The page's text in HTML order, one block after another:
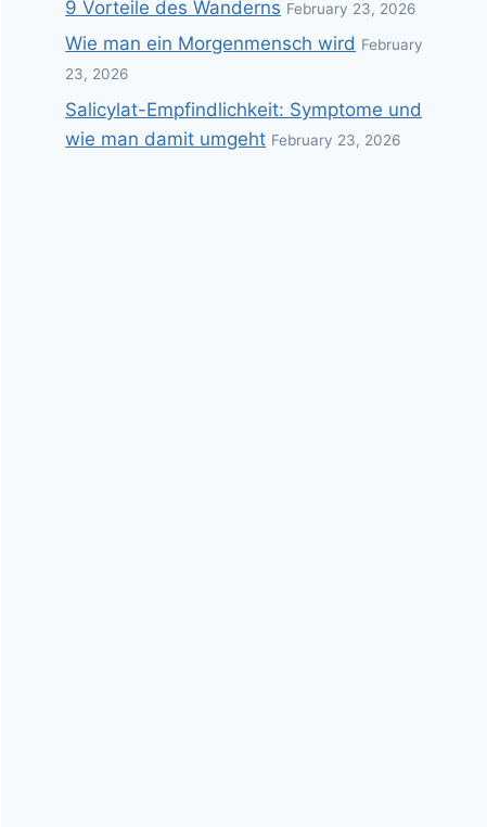
9 Vorteile des Wanderns February 23, 2026
Wie man ein Morgenmensch wird February
23, 2026
Salicylat-Empfindlichkeit: Symptome und
wie man damit umgeht February 23, 2026